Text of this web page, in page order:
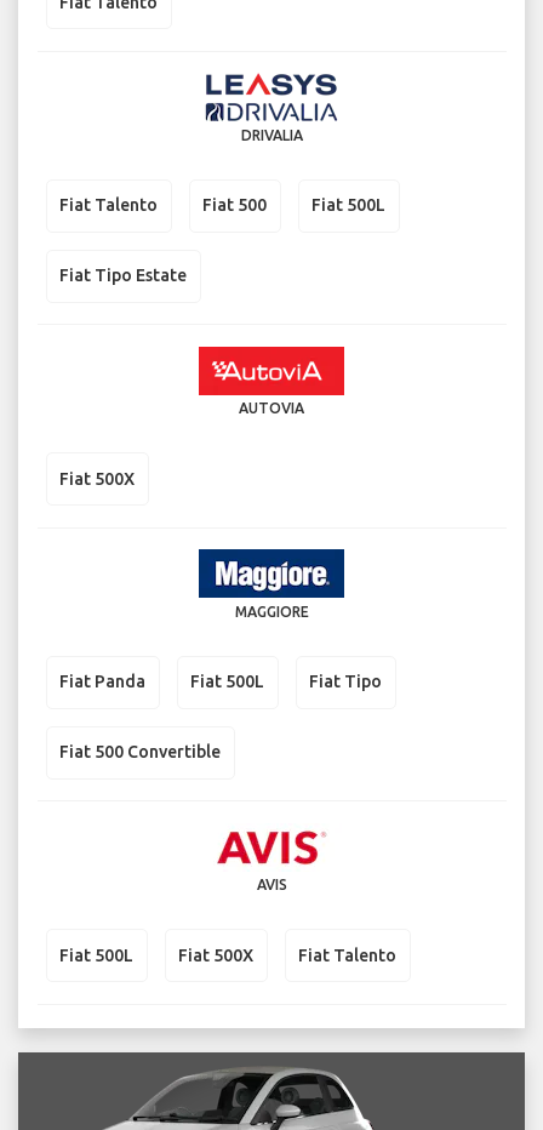
DRIVALIA
Fiat Talento Fiat 500 Fiat 500L
Fiat Tipo Estate
AUTOVIA
Fiat 500X
MAGGIORE
Fiat Panda Fiat 500L Fiat Tipo
Fiat 500 Convertible
AVIS
Fiat 500L Fiat 500X Fiat Talento